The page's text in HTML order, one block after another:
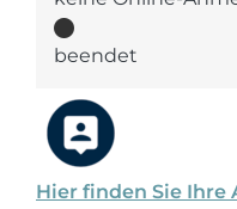
Hier finden Sie Ihre
beendet